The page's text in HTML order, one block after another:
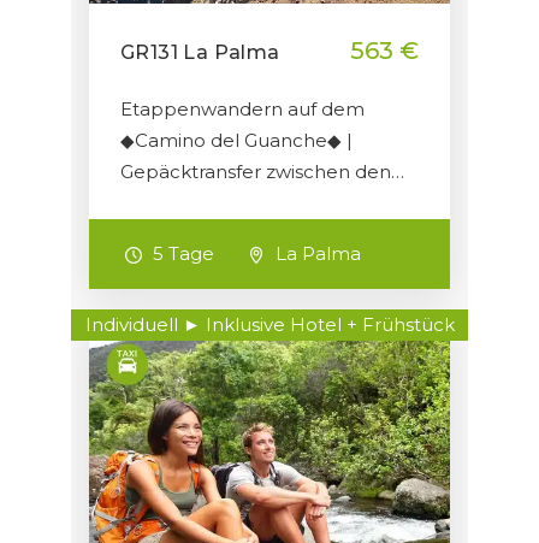
GR131 La Palma 563 €
Etappenwandern auf dem
◆Camino del Guanche◆ |
Gepäcktransfer zwischen den…
5 Tage La Palma
Individuell ► Inklusive Hotel + Frühstück